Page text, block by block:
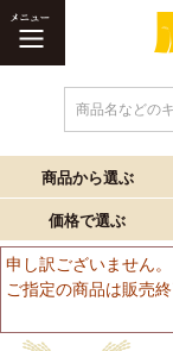
商品名などの
商品から選ぶ
価格で選ぶ
申し訳ございません。
ご指定の商品は販売